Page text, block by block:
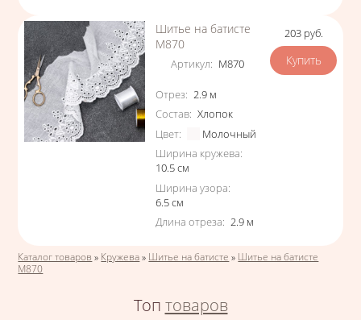
Шитье на батисте
М870
Артикул: М870
Характеристики
Отрез: 2.9 м
Состав: Хлопок
Цвет:
Молочный
Ширина кружева:
10.5см
Ширина узора:
6.5см
Длина отреза: 2.9 м
Цена
203 руб.
Вы здесь
Каталог товаров » Кружева » Шитье на батисте » Шитье на батисте
М870
Топ товаров